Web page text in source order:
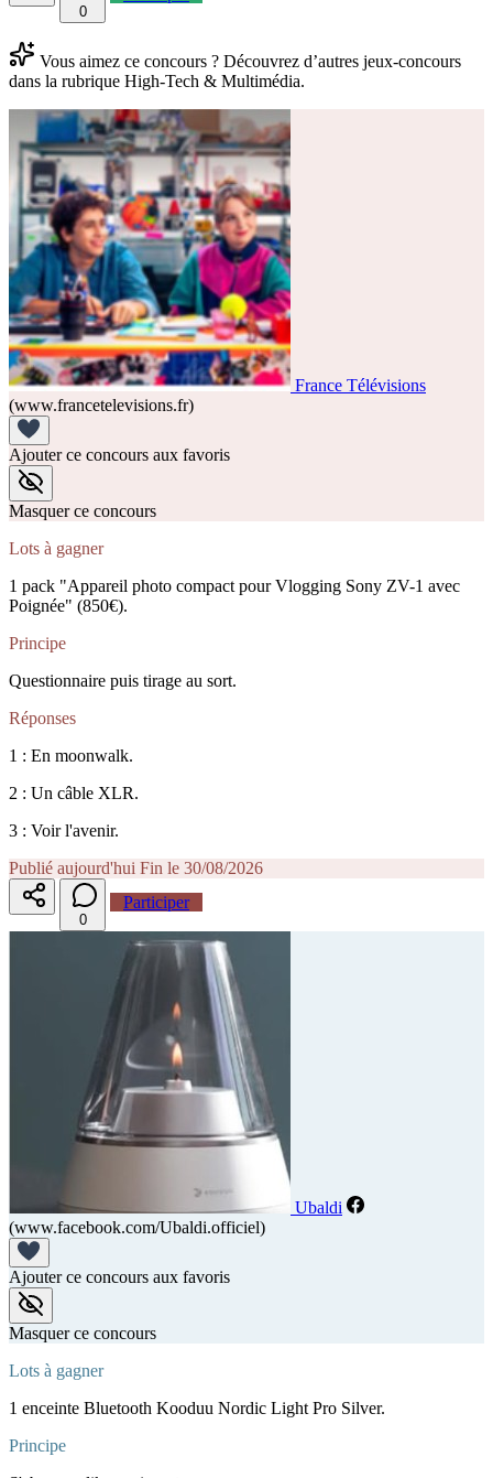
0
Vous aimez ce concours ? Découvrez d’autres jeux-concours
dans la rubrique High-Tech & Multimédia.
France Télévisions
(www.francetelevisions.fr)
Ajouter ce concours aux favoris
Masquer ce concours
Lots à gagner
1 pack "Appareil photo compact pour Vlogging Sony ZV-1 avec
Poignée" (850€).
Principe
Questionnaire puis tirage au sort.
Réponses
1 : En moonwalk.
2 : Un câble XLR.
3 : Voir l'avenir.
Publié aujourd'hui Fin le 30/08/2026
0
Participer
Ubaldi
(www.facebook.com/Ubaldi.officiel)
Ajouter ce concours aux favoris
Masquer ce concours
Lots à gagner
1 enceinte Bluetooth Kooduu Nordic Light Pro Silver.
Principe